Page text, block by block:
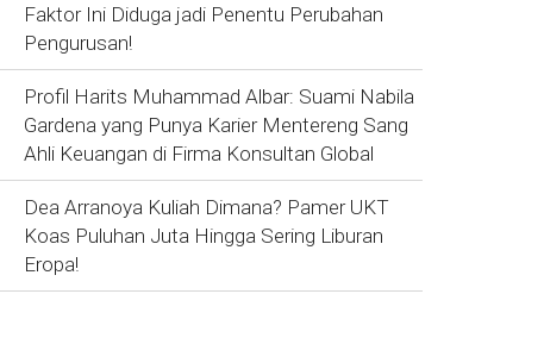
Faktor Ini Diduga jadi Penentu Perubahan
Pengurusan!
Profil Harits Muhammad Albar: Suami Nabila
Gardena yang Punya Karier Mentereng Sang
Ahli Keuangan di Firma Konsultan Global
Dea Arranoya Kuliah Dimana? Pamer UKT
Koas Puluhan Juta Hingga Sering Liburan
Eropa!